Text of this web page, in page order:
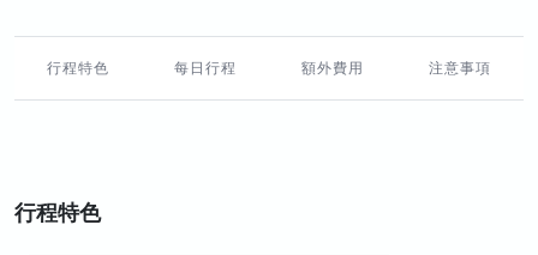
行程特色 每日行程 額外費用 注意事項
行程特色